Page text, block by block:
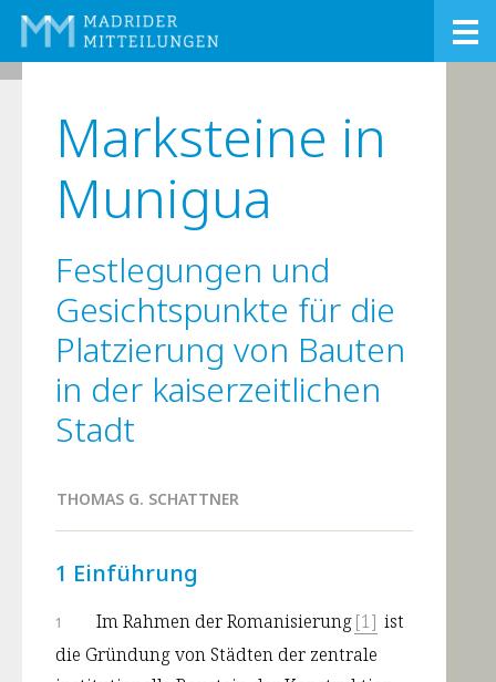
65•2024
Marksteine in
Munigua
Festlegungen und
Gesichtspunkte für die
Platzierung von Bauten
in der kaiserzeitlichen
Stadt
THOMAS G. SCHATTNER
1 Einführung
1 Im Rahmen der Romanisierung[1] ist
die Gründung von Städten der zentrale